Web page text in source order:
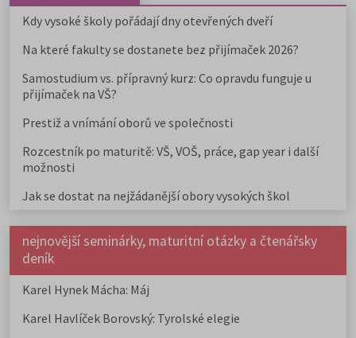
Kdy vysoké školy pořádají dny otevřených dveří
Na které fakulty se dostanete bez přijímaček 2026?
Samostudium vs. přípravný kurz: Co opravdu funguje u
přijímaček na VŠ?
Prestiž a vnímání oborů ve společnosti
Rozcestník po maturitě: VŠ, VOŠ, práce, gap year i další
možnosti
Jak se dostat na nejžádanější obory vysokých škol
nejnovější seminárky, maturitní otázky a čtenářsky
deník
Karel Hynek Mácha: Máj
Karel Havlíček Borovský: Tyrolské elegie